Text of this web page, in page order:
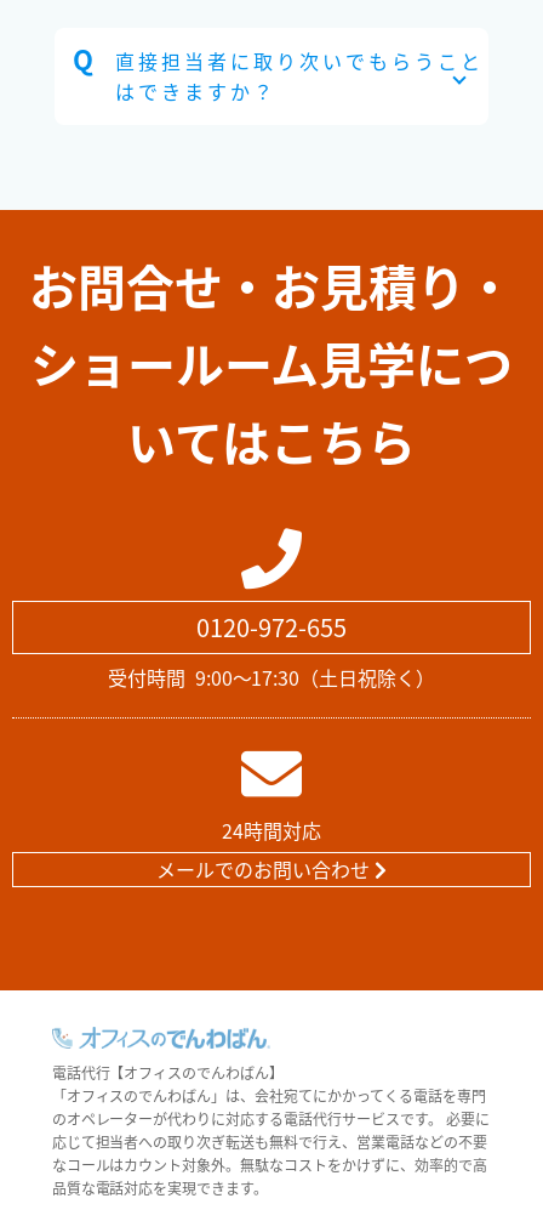
直接担当者に取り次いでもらうこと
はできますか？
お問合せ・お見積り・
ショールーム見学につ
いてはこちら
0120-972-655
受付時間 9:00～17:30（土日祝除く）
24時間対応
メールでのお問い合わせ
電話代行【オフィスのでんわばん】
「オフィスのでんわばん」は、会社宛てにかかってくる電話を専門
のオペレーターが代わりに対応する電話代行サービスです。 必要に
応じて担当者への取り次ぎ転送も無料で行え、営業電話などの不要
なコールはカウント対象外。無駄なコストをかけずに、効率的で高
品質な電話対応を実現できます。